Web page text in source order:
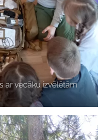
ar vecāku izvēlētām